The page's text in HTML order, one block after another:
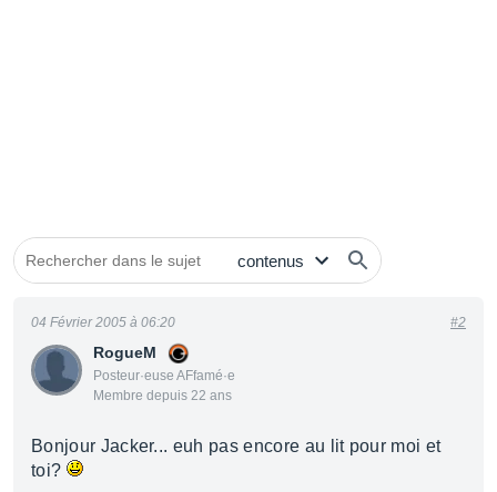
RogueM
Posteur·euse AFfamé·e
Membre depuis 22 ans
04 Février 2005 à 06:20 #2
Bonjour Jacker... euh pas encore au lit pour moi et
toi?